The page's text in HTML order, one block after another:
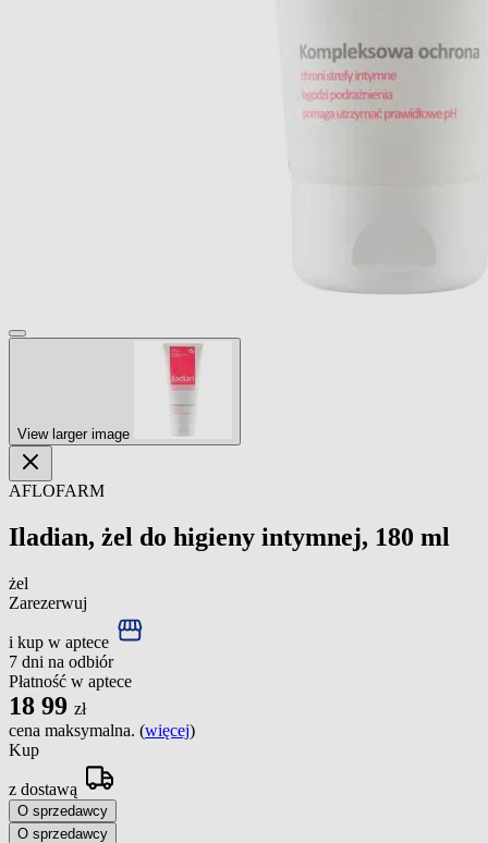
View larger image
AFLOFARM
Iladian, żel do higieny intymnej, 180 ml
żel
Zarezerwuj
i kup w aptece
7 dni na odbiór
Płatność w aptece
18 99 zł
cena maksymalna. (więcej)
Kup
z dostawą
O sprzedawcy
O sprzedawcy